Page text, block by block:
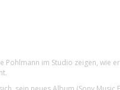
im Studio zeigen, wie